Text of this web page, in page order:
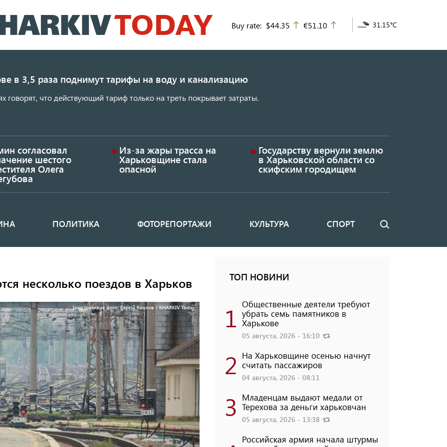
к
основному
Buy rate: $44.35 up
€51.10 31.15°C
в 3,5 раза поднимут тарифы на воду и канализацию
говорят, что действующий тариф только на треть покрывает затраты.
согласовал
шестого
Олега
Из-за жары трасса на
Харьковщине стала
опасной
Государству вернули землю
в Харьковской области со
скифским городищем
ПОЛИТИКА ФОТОРЕПОРТАЖИ КУЛЬТУРА СПОРТ Поиск
несколько поездов в Харьков
Ілюстративне фото: Сергій Козлов / KHARKIV Today
ТОП НОВИНИ
1 Общественные деятели требуют
убрать семь памятников в
Харькове
05 августа, 2026 - 16:10
2 На Харьковщине осенью начнут
считать пассажиров
04 августа, 2026 - 08:11
3 Младенцам выдают медали от
Терехова за деньги харьковчан
05 августа, 2026 - 13:38
Российская армия начала штурмы